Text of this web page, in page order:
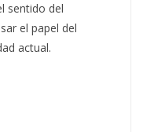
sentido del
el papel del
actual.